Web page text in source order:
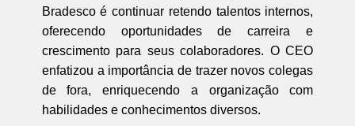
Bradesco é continuar retendo talentos internos,
oferecendo oportunidades de carreira e
crescimento para seus colaboradores. O CEO
enfatizou a importância de trazer novos colegas
de fora, enriquecendo a organização com
habilidades e conhecimentos diversos.